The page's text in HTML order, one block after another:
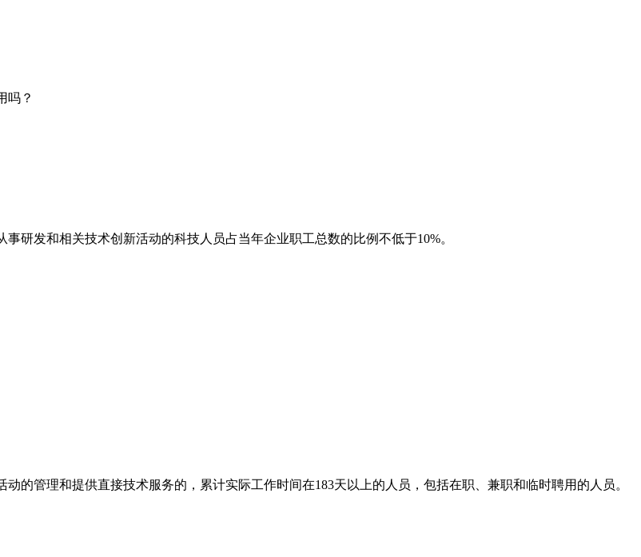
吗？
研发和相关技术创新活动的科技人员占当年企业职工总数的比例不低于10%。
的管理和提供直接技术服务的，累计实际工作时间在183天以上的人员，包括在职、兼职和临时聘用的人员。